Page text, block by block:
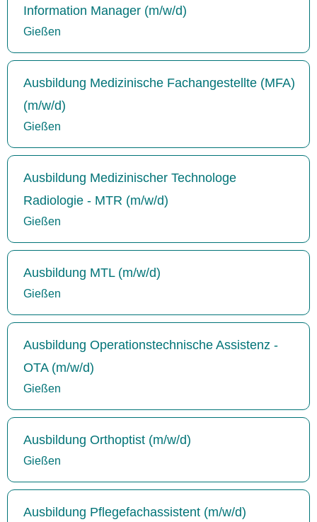
Information Manager (m/w/d)
Gießen
Ausbildung Medizinische Fachangestellte (MFA)
(m/w/d)
Gießen
Ausbildung Medizinischer Technologe
Radiologie - MTR (m/w/d)
Gießen
Ausbildung MTL (m/w/d)
Gießen
Ausbildung Operationstechnische Assistenz -
OTA (m/w/d)
Gießen
Ausbildung Orthoptist (m/w/d)
Gießen
Ausbildung Pflegefachassistent (m/w/d)